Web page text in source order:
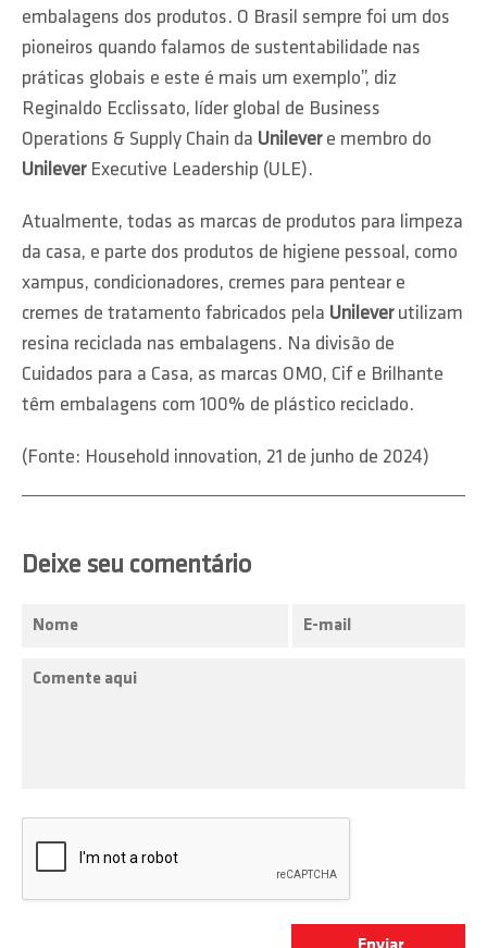
embalagens dos produtos. O Brasil sempre foi um dos
pioneiros quando falamos de sustentabilidade nas
práticas globais e este é mais um exemplo”, diz
Reginaldo Ecclissato, líder global de Business
Operations & Supply Chain da Unilevere membro do
UnileverExecutive Leadership (ULE).
Atualmente, todas as marcas de produtos para limpeza
da casa, e parte dos produtos de higiene pessoal, como
xampus, condicionadores, cremes para pentear e
cremes de tratamento fabricados pela Unileverutilizam
resina reciclada nas embalagens. Na divisão de
Cuidados para a Casa, as marcas OMO, Cif e Brilhante
têm embalagens com 100% de plástico reciclado.
(Fonte: Household innovation, 21 de junho de 2024)
Deixe seu comentário